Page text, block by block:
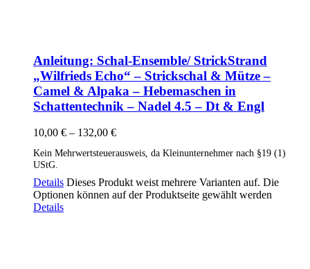
Anleitung: Schal-Ensemble/ StrickStrand
„Wilfrieds Echo“ – Strickschal & Mütze –
Camel & Alpaka – Hebemaschen in
Schattentechnik – Nadel 4.5 – Dt & Engl
10,00 € – 132,00 €
Kein Mehrwertsteuerausweis, da Kleinunternehmer nach §19 (1)
UStG.
Details Dieses Produkt weist mehrere Varianten auf. Die
Optionen können auf der Produktseite gewählt werden
Details